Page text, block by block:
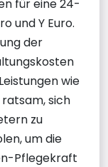
für eine 24-
und Y Euro.
der
wie
sich
zu
um die
Pflegekraft